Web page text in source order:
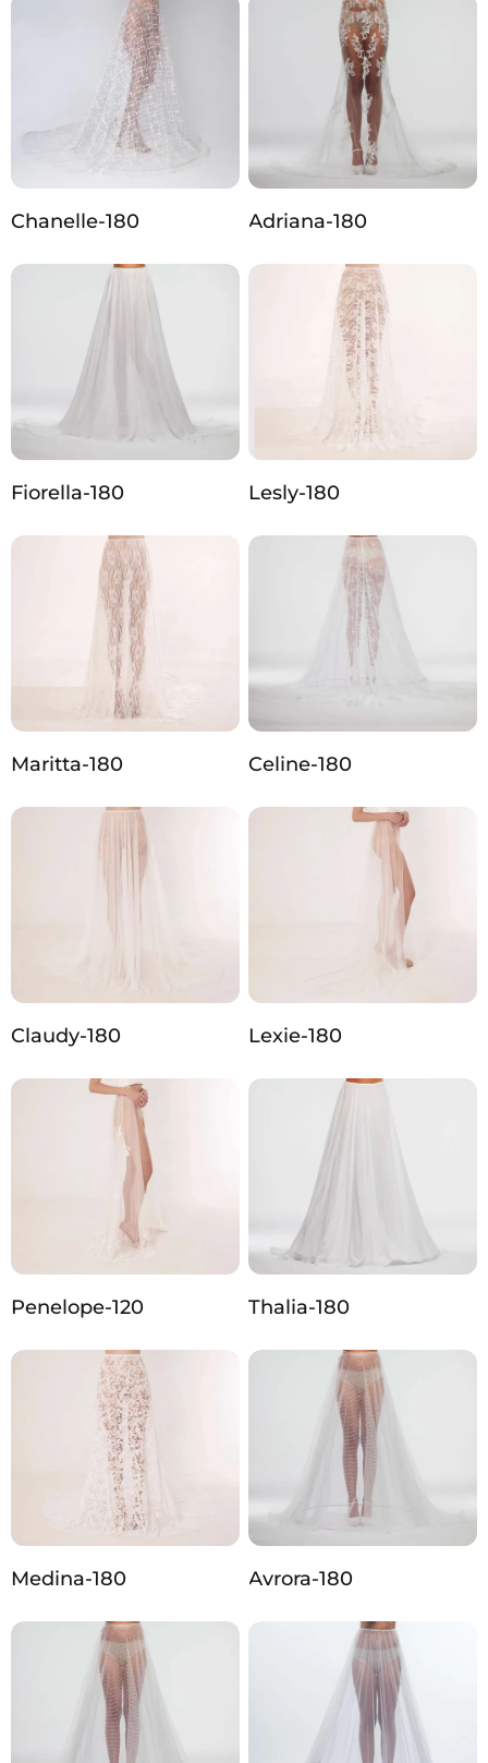
Chanelle-180 Adriana-180
Fiorella-180 Lesly-180
Maritta-180 Celine-180
Claudy-180 Lexie-180
Penelope-120 Thalia-180
Medina-180 Avrora-180